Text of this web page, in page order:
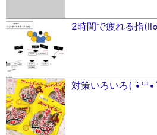
2時間で疲れる指(ll